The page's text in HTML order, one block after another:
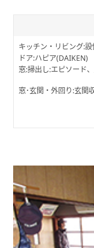
キッチン・リビング:
ドア:ハピア(DAIKEN)
窓:掃出し:エピソード
窓･玄関・外回り:玄関